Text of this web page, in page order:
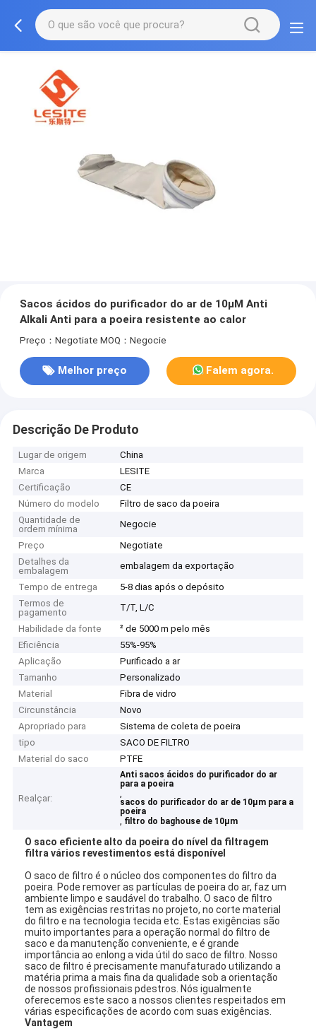
Sacos ácidos do purificador do ar de 10µM Anti
Alkali Anti para a poeira resistente ao calor
Preço：Negotiate MOQ：Negocie
Melhor preço Falem agora.
Descrição De Produto
Lugar de origem
China
Marca
LESITE
Certificação
CE
Número do modelo
Filtro de saco da poeira
Quantidade de
ordem mínima
Negocie
Preço
Negotiate
Detalhes da
embalagem
embalagem da exportação
Tempo de entrega
5-8 dias após o depósito
Termos de
pagamento
T/T, L/C
Habilidade da fonte
² de 5000 m pelo mês
Eficiência
55%-95%
Aplicação
Purificado a ar
Tamanho
Personalizado
Material
Fibra de vidro
Circunstância
Novo
Apropriado para
Sistema de coleta de poeira
tipo
SACO DE FILTRO
Material do saco
PTFE
Realçar:
Anti sacos ácidos do purificador do ar
para a poeira
,
sacos do purificador do ar de 10µm para a
poeira
, filtro do baghouse de 10µm
O saco eficiente alto da poeira do nível da filtragem
filtra vários revestimentos está disponível
O saco de filtro é o núcleo dos componentes do filtro da
poeira. Pode remover as partículas de poeira do ar, faz um
ambiente limpo e saudável do trabalho. O saco de filtro
tem as exigências restritas no projeto, no corte material
do filtro e na tecnologia tecida etc. Estas exigências são
muito importantes para a operação normal do filtro de
saco e da manutenção conveniente, e é grande
importância ao enlong a vida útil do saco de filtro. Nosso
saco de filtro é precisamente manufaturado utilizando a
matéria prima a mais fina da qualidade sob a orientação
de nossos profissionais pdestros. Nós igualmente
oferecemos este saco a nossos clientes respeitados em
várias especificações de acordo com suas exigências.
Vantagem